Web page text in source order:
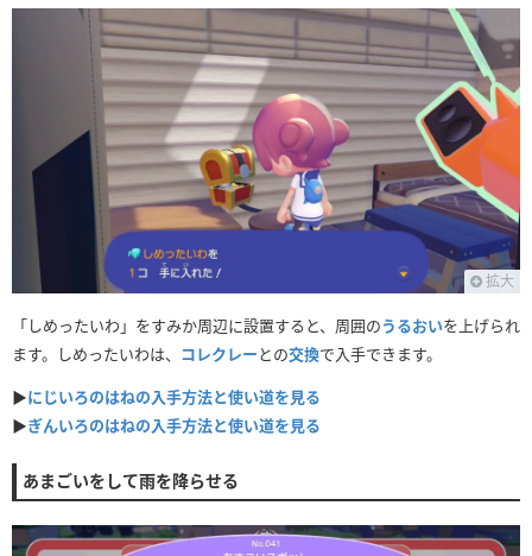
拡大
「しめったいわ」をすみか周辺に設置すると、周囲のうるおいを上げられ
ます。しめったいわは、 コレクレーとの交換で入手できます。
▶にじいろのはねの入手方法と使い道を見る
▶ぎんいろのはねの入手方法と使い道を見る
あまごいをして雨を降らせる